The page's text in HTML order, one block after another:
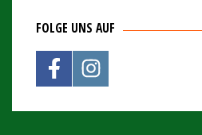
FOLGE UNS AUF